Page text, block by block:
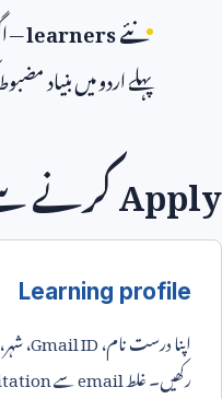
نئےlearners
—
پہلے اردو میں بنیاد
Applyکرنے سے
Learning profile
اپنا درست نام،Gmail ID، شہر،
رکھیں۔ غلطemailسے